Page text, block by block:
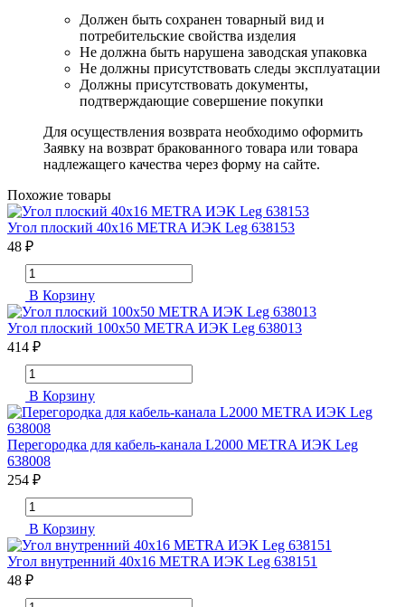
Должен быть сохранен товарный вид и
потребительские свойства изделия
Не должна быть нарушена заводская упаковка
Не должны присутствовать следы эксплуатации
Должны присутствовать документы,
подтверждающие совершение покупки
Для осуществления возврата необходимо оформить
Заявку на возврат бракованного товара или товара
надлежащего качества через форму на сайте.
Похожие товары
Угол плоский 40х16 METRA ИЭК Leg 638153
48 ₽
В Корзину
Угол плоский 100х50 METRA ИЭК Leg 638013
414 ₽
В Корзину
Перегородка для кабель-канала L2000 METRA ИЭК Leg
638008
254 ₽
В Корзину
Угол внутренний 40х16 METRA ИЭК Leg 638151
48 ₽